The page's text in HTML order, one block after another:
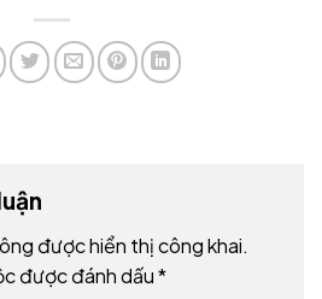
được hiển thị công khai.
được đánh dấu*